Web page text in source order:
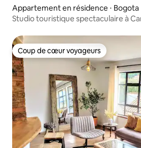
Appartement en résidence ⋅ Bogota
Studio touristique spectaculaire à
Coup de cœur voyageurs
Coup de cœur voyageurs